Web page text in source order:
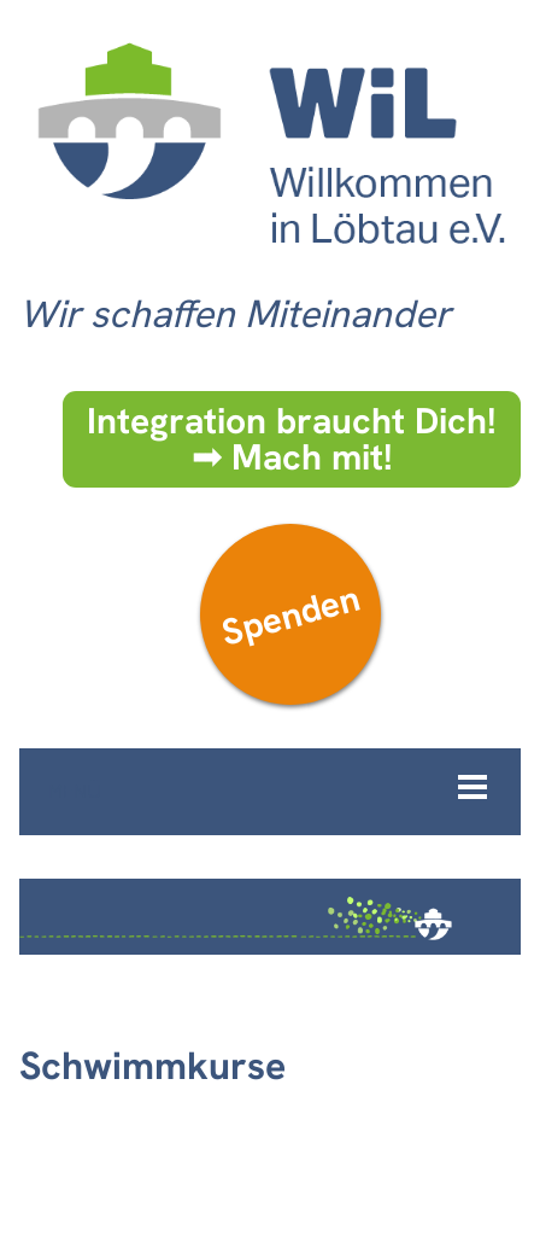
Wir schaffen Miteinander
Integration braucht Dich!
➟ Mach mit!
Spenden
Schwimmkurse